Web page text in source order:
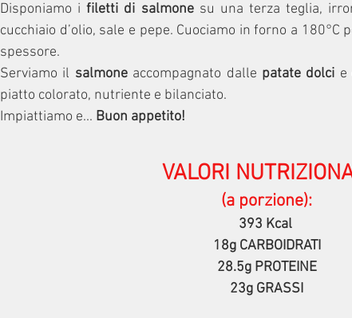
Disponiamo i filetti di salmone su una terza teglia,
cucchiaio d’olio, sale e pepe. Cuociamo in forno a
spessore.
Serviamo il salmone accompagnato dalle patate dolci e
piatto colorato, nutriente e bilanciato.
Impiattiamo e... Buon appetito!
VALORI
(a porzione):
393 Kcal
18g CARBOIDRATI
28.5g PROTEINE
23g GRASSI